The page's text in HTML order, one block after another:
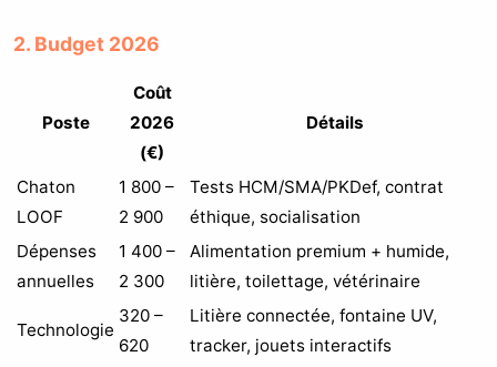
2. Budget 2026
Poste
Coût
2026
(€)
Détails
Chaton
LOOF
1 800 –
2 900
Tests HCM/SMA/PKDef, contrat
éthique, socialisation
Dépenses
annuelles
1 400 –
2 300
Alimentation premium + humide,
litière, toilettage, vétérinaire
Technologie
320 –
620
Litière connectée, fontaine UV,
tracker, jouets interactifs